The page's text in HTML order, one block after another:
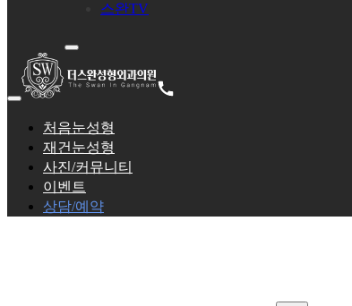
스완TV
처음눈성형
재건눈성형
사진/커뮤니티
이벤트
상담/예약